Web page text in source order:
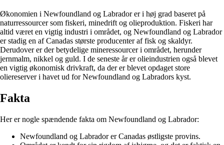
Økonomien i Newfoundland og Labrador er i høj grad baseret på
naturressourcer som fiskeri, minedrift og olieproduktion. Fiskeri har
altid været en vigtig industri i området, og Newfoundland og Labrador
er stadig en af Canadas største producenter af fisk og skaldyr.
Derudover er der betydelige mineressourcer i området, herunder
jernmalm, nikkel og guld. I de seneste år er olieindustrien også blevet
en vigtig økonomisk drivkraft, da der er blevet opdaget store
oliereserver i havet ud for Newfoundland og Labradors kyst.
Fakta
Her er nogle spændende fakta om Newfoundland og Labrador:
Newfoundland og Labrador er Canadas østligste provins.